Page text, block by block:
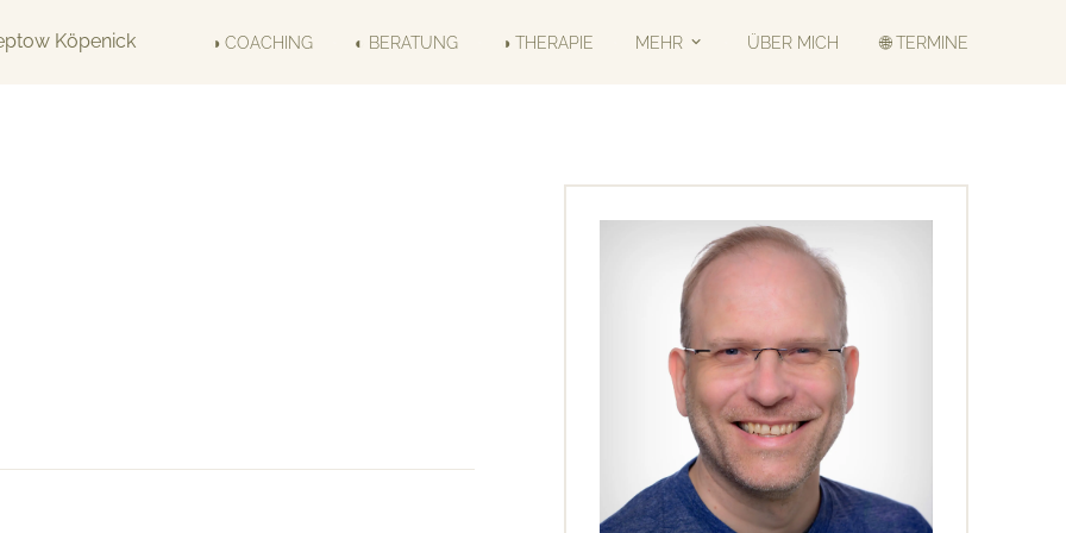
◑ COACHING ◐ BERATUNG ◑ THERAPIE MEHR ÜBER MICH 🌐 TERMINE